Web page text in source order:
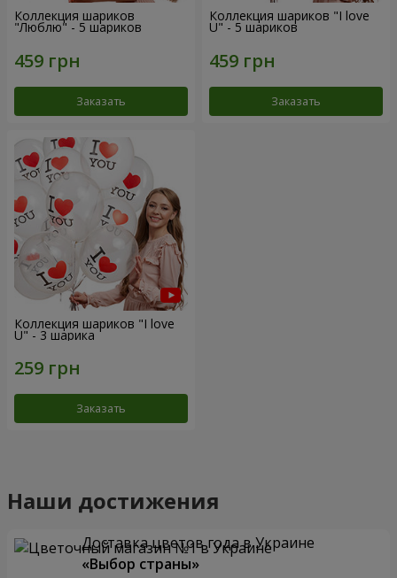
Коллекция шариков
"Люблю" - 5 шариков
Заказать
Коллекция шариков "I love
U" - 5 шариков
Заказать
Коллекция шариков "I love
U" - 3 шарика
Заказать
Наши достижения
Доставка цветов года в Украине
«Выбор страны»